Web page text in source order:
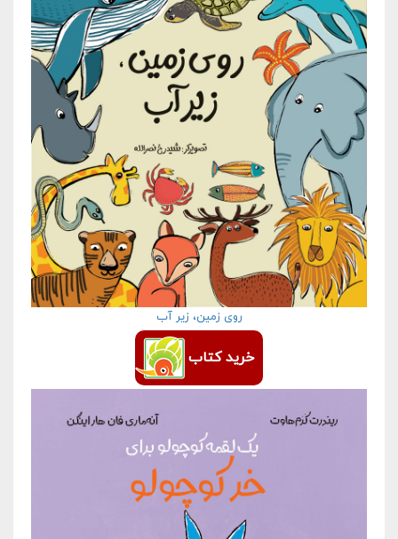
روی زمین، زیر آب
خرید کتاب